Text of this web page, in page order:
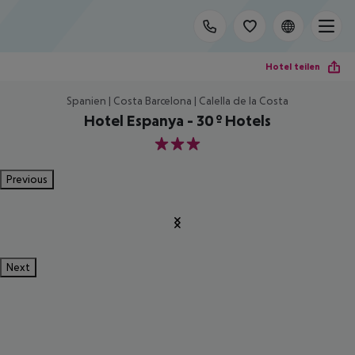
Hotel teilen
Spanien | Costa Barcelona | Calella de la Costa
Hotel Espanya - 30º Hotels
3
Previous
Next